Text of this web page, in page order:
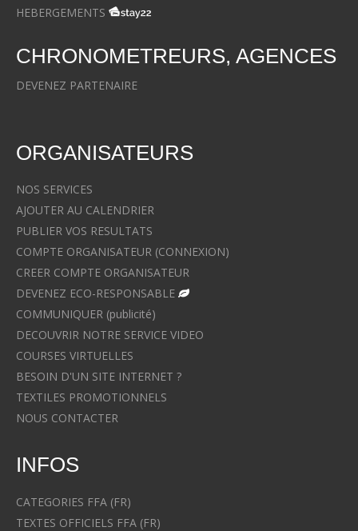
HEBERGEMENTS
CHRONOMETREURS, AGENCES
DEVENEZ PARTENAIRE
ORGANISATEURS
NOS SERVICES
AJOUTER AU CALENDRIER
PUBLIER VOS RESULTATS
COMPTE ORGANISATEUR (CONNEXION)
CREER COMPTE ORGANISATEUR
DEVENEZ ECO-RESPONSABLE
COMMUNIQUER (publicité)
DECOUVRIR NOTRE SERVICE VIDEO
COURSES VIRTUELLES
BESOIN D'UN SITE INTERNET ?
TEXTILES PROMOTIONNELS
NOUS CONTACTER
INFOS
CATEGORIES FFA (FR)
TEXTES OFFICIELS FFA (FR)